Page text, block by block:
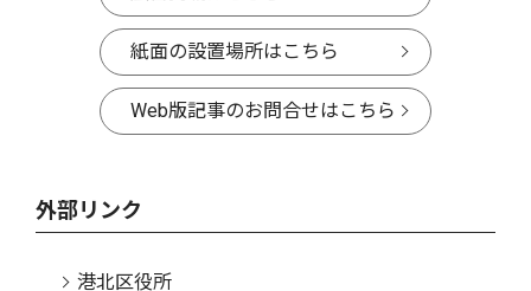
紙面の設置場所はこちら
Web版記事のお問合せはこちら
外部リンク
港北区役所